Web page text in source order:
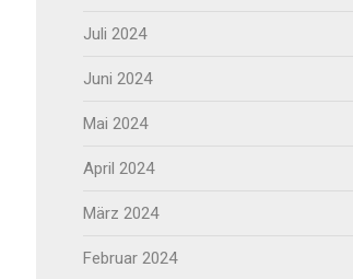
Juli 2024
Juni 2024
Mai 2024
April 2024
März 2024
Februar 2024